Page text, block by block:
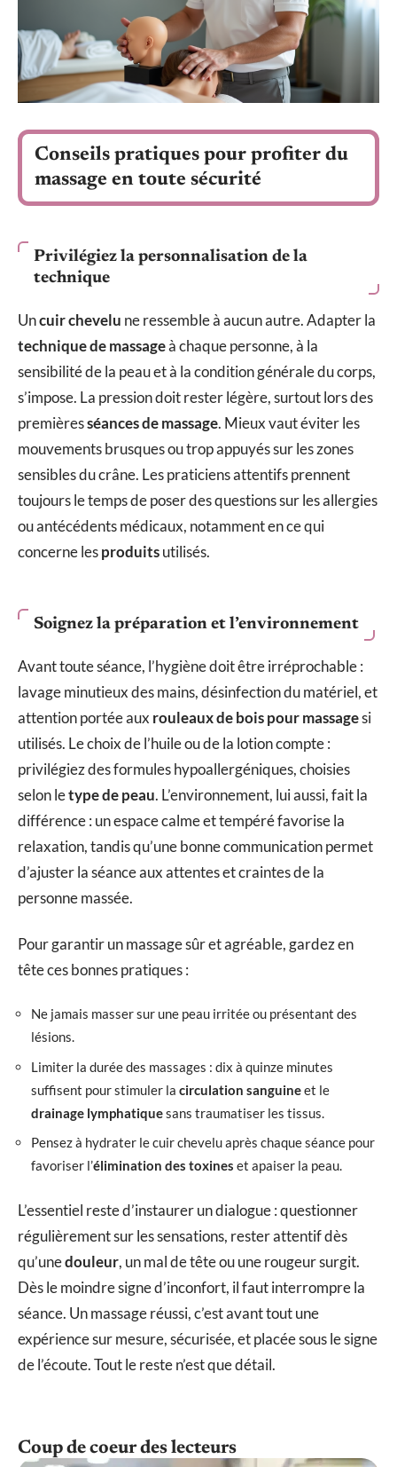
Conseils pratiques pour profiter du
massage en toute sécurité
Privilégiez la personnalisation de la
technique
Uncuir chevelu ne ressemble à aucun autre. Adapter la
technique de massageà chaque personne, à la
sensibilité de la peau et à la condition générale du corps,
s’impose. La pression doit rester légère, surtout lors des
premièresséances de massage. Mieux vaut éviter les
mouvements brusques ou trop appuyés sur les zones
sensibles du crâne. Les praticiens attentifs prennent
toujours le temps de poser des questions sur les allergies
ou antécédents médicaux, notamment en ce qui
concerne lesproduitsutilisés.
Soignez la préparation et l’environnement
Avant toute séance, l’hygiène doit être irréprochable :
lavage minutieux des mains, désinfection du matériel, et
attention portée aux rouleaux de bois pour massagesi
utilisés. Le choix de l’huile ou de la lotion compte :
privilégiez des formules hypoallergéniques, choisies
selon letype de peau. L’environnement, lui aussi, fait la
différence : un espace calme et tempéré favorise la
relaxation, tandis qu’une bonne communication permet
d’ajuster la séance aux attentes et craintes de la
personne massée.
Pour garantir un massage sûr et agréable, gardez en
tête ces bonnes pratiques :
Ne jamais masser sur une peau irritée ou présentant des
lésions.
Limiter la durée des massages : dix à quinze minutes
suffisent pour stimuler la circulation sanguineet le
drainage lymphatiquesans traumatiser les tissus.
Pensez à hydrater le cuir chevelu après chaque séance pour
favoriser l’élimination des toxines et apaiser la peau.
L’essentiel reste d’instaurer un dialogue : questionner
régulièrement sur les sensations, rester attentif dès
qu’unedouleur, un mal de tête ou une rougeur surgit.
Dès le moindre signe d’inconfort, il faut interrompre la
séance. Un massage réussi, c’est avant tout une
expérience sur mesure, sécurisée, et placée sous le signe
de l’écoute. Tout le reste n’est que détail.
Coup de coeur des lecteurs